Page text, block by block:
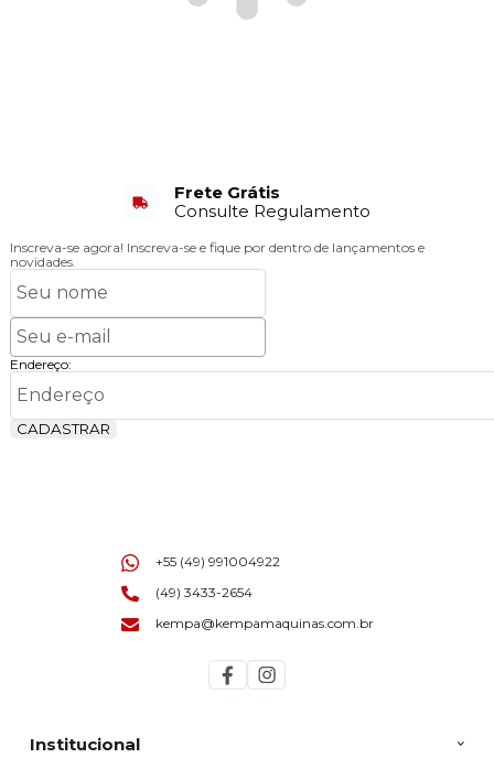
Frete Grátis
Consulte Regulamento
Inscreva-se agora! Inscreva-se e fique por dentro de lançamentos e
novidades.
Endereço:
CADASTRAR
Institucional
+55 (49) 991004922
(49) 3433-2654
kempa@kempamaquinas.com.br